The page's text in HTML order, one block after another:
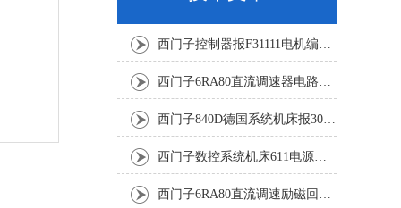
西门子控制器报F31111电机编码器坏修复解决
西门子6RA80直流调速器电路板坏销售修理单位
西门子840D德国系统机床报300501修复解决
西门子数控系统机床611电源模块灯不显示修复解决
西门子6RA80直流调速励磁回路坏报F60005修复排除